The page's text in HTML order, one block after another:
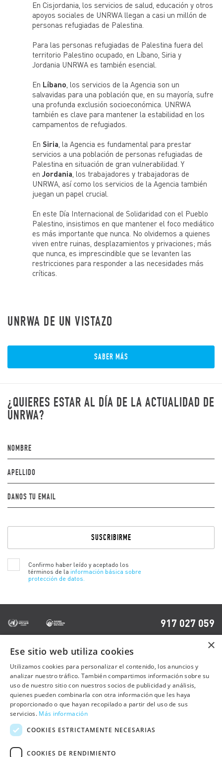
En Cisjordania, los servicios de salud, educación y otros
apoyos sociales de UNRWA llegan a casi un millón de
personas refugiadas de Palestina.
Para las personas refugiadas de Palestina fuera del
territorio Palestino ocupado, en Líbano, Siria y
Jordania UNRWA es también esencial.
En Líbano , los servicios de la Agencia son un
salvavidas para una población que, en su mayoría, sufre
una profunda exclusión socioeconómica. UNRWA
también es clave para mantener la estabilidad en los
campamentos de refugiados.
En Siria , la Agencia es fundamental para prestar
servicios a una población de personas refugiadas de
Palestina en situación de gran vulnerabilidad. Y
en Jordania , los trabajadores y trabajadoras de
UNRWA, así como los servicios de la Agencia también
juegan un papel crucial.
En este Día Internacional de Solidaridad con el Pueblo
Palestino, insistimos en que mantener el foco mediático
es más importante que nunca. No olvidemos a quienes
viven entre ruinas, desplazamientos y privaciones; más
que nunca, es imprescindible que se levanten las
restricciones para responder a las necesidades más
críticas.
UNRWA DE UN VISTAZO
SABER MÁS
¿QUIERES ESTAR AL DÍA DE LA ACTUALIDAD DE
UNRWA?
NOMBRE
APELLIDO
DANOS TU EMAIL
campo
vacío.
Confirmo haber leído y aceptado los
términos de la información básica sobre
protección de datos.
917 027 059
OTRAS PÁGINAS
Contacto
Preguntas frecuentes
Sala de prensa
×
Ese sitio web utiliza cookies
Utilizamos cookies para personalizar el contenido, los anuncios y
analizar nuestro tráfico. También compartimos información sobre su
uso de nuestro sitio con nuestros socios de publicidad y análisis,
quienes pueden combinarla con otra información que les haya
proporcionado o que hayan recopilado a partir del uso de sus
servicios. Más información
COOKIES ESTRICTAMENTE NECESARIAS
COOKIES DE RENDIMIENTO